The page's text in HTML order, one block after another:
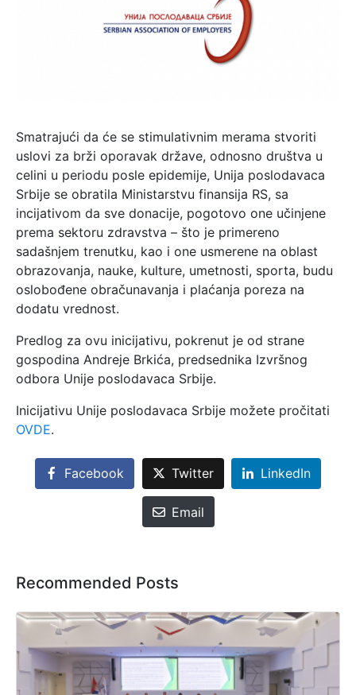
Smatrajući da će se stimulativnim merama stvoriti
uslovi za brži oporavak države, odnosno društva u
celini u periodu posle epidemije, Unija poslodavaca
Srbije se obratila Ministarstvu finansija RS, sa
incijativom da sve donacije, pogotovo one učinjene
prema sektoru zdravstva – što je primereno
sadašnjem trenutku, kao i one usmerene na oblast
obrazovanja, nauke, kulture, umetnosti, sporta, budu
oslobođene obračunavanja i plaćanja poreza na
dodatu vrednost.
Predlog za ovu inicijativu, pokrenut je od strane
gospodina Andreje Brkića, predsednika Izvršnog
odbora Unije poslodavaca Srbije.
Inicijativu Unije poslodavaca Srbije možete pročitati
OVDE.
Facebook Twitter LinkedIn
Email
Recommended Posts